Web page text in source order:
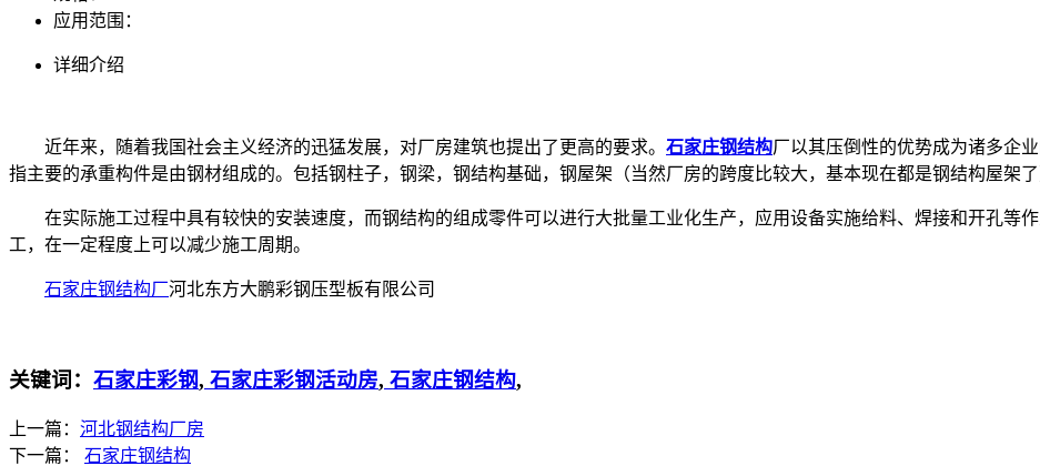
应用范围：
详细介绍
近年来，随着我国社会主义经济的迅猛发展，对厂房建筑也提出了更高的要求。 石家庄钢结构厂以其压倒性的优势成为诸多企业
指主要的承重构件是由钢材组成的。包括钢柱子，钢梁，钢结构基础，钢屋架（当然厂房的跨度比较大，基本现在都是钢结构屋架
在实际施工过程中具有较快的安装速度，而钢结构的组成零件可以进行大批量工业化生产，应用设备实施给料、焊接和开孔等
工，在一定程度上可以减少施工周期。
石家庄钢结构厂 河北东方大鹏彩钢压型板有限公司
关键词： 石家庄彩钢, 石家庄彩钢活动房, 石家庄钢结构,
上一篇： 河北钢结构厂房
下一篇： 石家庄钢结构